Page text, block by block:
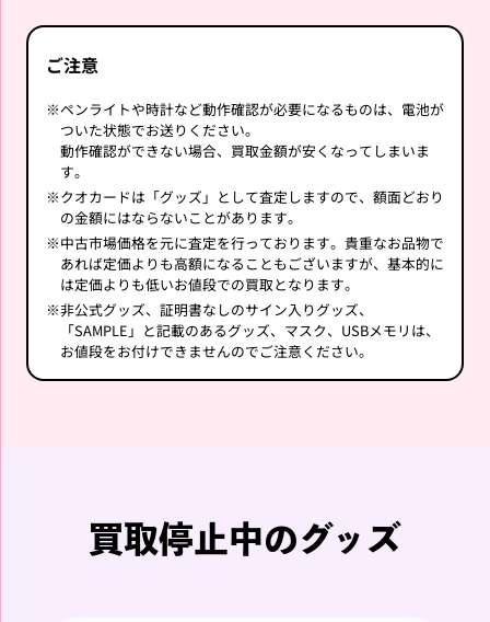
ご注意
※ペンライトや時計など動作確認が必要になるものは、電池が
ついた状態でお送りください。
動作確認ができない場合、買取金額が安くなってしまいま
す。
※クオカードは「グッズ」として査定しますので、額面どおり
の金額にはならないことがあります。
※中古市場価格を元に査定を行っております。貴重なお品物で
あれば定価よりも高額になることもございますが、基本的に
は定価よりも低いお値段での買取となります。
※非公式グッズ、証明書なしのサイン入りグッズ、
「SAMPLE」と記載のあるグッズ、マスク、USBメモリは、
お値段をお付けできませんのでご注意ください。
買取停止中のグッズ